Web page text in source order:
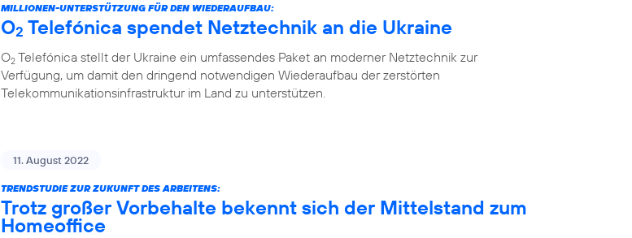
MILLIONEN-UNTERSTÜTZUNG FÜR DEN WIEDERAUFBAU:
O2 Telefónica spendet Netztechnik an die Ukraine
O2 Telefónica stellt der Ukraine ein umfassendes Paket an moderner Netztechnik zur
Verfügung, um damit den dringend notwendigen Wiederaufbau der zerstörten
Telekommunikationsinfrastruktur im Land zu unterstützen.
11. August 2022
TRENDSTUDIE ZUR ZUKUNFT DES ARBEITENS:
Trotz großer Vorbehalte bekennt sich der Mittelstand zum
Homeoffice